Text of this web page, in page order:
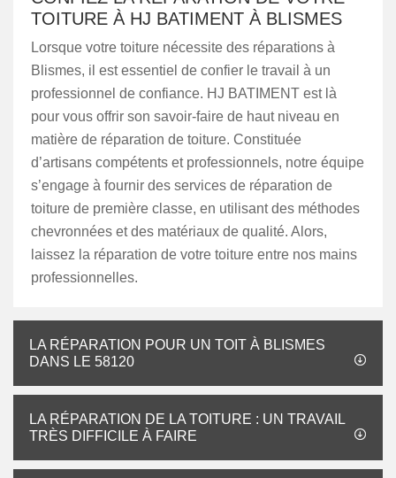
TOITURE À HJ BATIMENT À BLISMES
Lorsque votre toiture nécessite des réparations à
Blismes, il est essentiel de confier le travail à un
professionnel de confiance. HJ BATIMENT est là
pour vous offrir son savoir-faire de haut niveau en
matière de réparation de toiture. Constituée
d’artisans compétents et professionnels, notre équipe
s’engage à fournir des services de réparation de
toiture de première classe, en utilisant des méthodes
chevronnées et des matériaux de qualité. Alors,
laissez la réparation de votre toiture entre nos mains
professionnelles.
LA RÉPARATION POUR UN TOIT À BLISMES
DANS LE 58120
LA RÉPARATION DE LA TOITURE : UN TRAVAIL
TRÈS DIFFICILE À FAIRE